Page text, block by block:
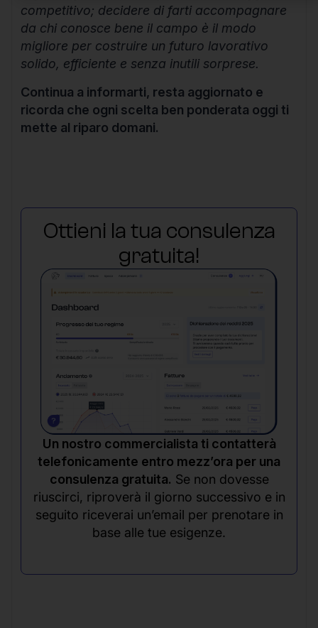
competitivo; decidere di farti accompagnare
da chi conosce bene il campo è il modo
migliore per costruire un futuro lavorativo
solido, efficiente e senza inutili sorprese.
Continua a informarti, resta aggiornato e
ricorda che ogni scelta ben ponderata oggi ti
mette al riparo domani.
Ottieni la tua consulenza
gratuita!
Un nostro commercialista ti contatterà
telefonicamente entro mezz’ora per una
consulenza gratuita. Se non dovesse
riuscirci, riproverà il giorno successivo e in
seguito riceverai un’email per prenotare in
base alle tue esigenze.